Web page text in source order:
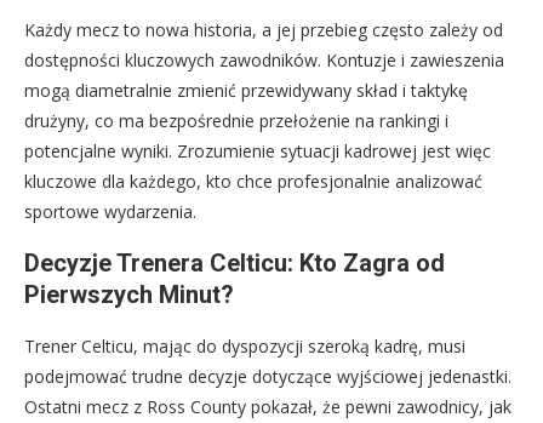
Każdy mecz to nowa historia, a jej przebieg często zależy od
dostępności kluczowych zawodników. Kontuzje i zawieszenia
mogą diametralnie zmienić przewidywany skład i taktykę
drużyny, co ma bezpośrednie przełożenie na rankingi i
potencjalne wyniki. Zrozumienie sytuacji kadrowej jest więc
kluczowe dla każdego, kto chce profesjonalnie analizować
sportowe wydarzenia.
Decyzje Trenera Celticu: Kto Zagra od
Pierwszych Minut?
Trener Celticu, mając do dyspozycji szeroką kadrę, musi
podejmować trudne decyzje dotyczące wyjściowej jedenastki.
Ostatni mecz z Ross County pokazał, że pewni zawodnicy, jak